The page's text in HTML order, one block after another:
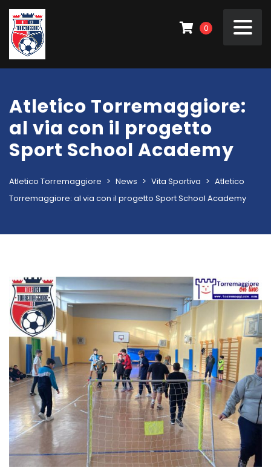
0
Atletico Torremaggiore:
al via con il progetto
Sport School Academy
Atletico Torremaggiore > News > Vita Sportiva > Atletico
Torremaggiore: al via con il progetto Sport School Academy